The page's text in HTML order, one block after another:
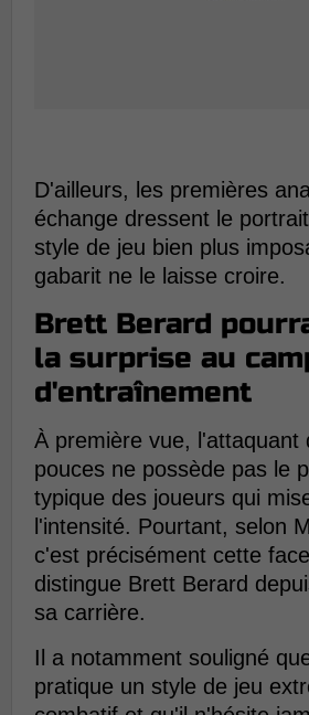
D'ailleurs, les premières
échange dressent le
style de jeu bien plus
gabarit ne le laisse croire.
Brett Berard
la surprise au
d'entraînement
À première vue, l'attaquant
pouces ne possède pas le
typique des joueurs qui
l'intensité. Pourtant, selon
c'est précisément cette
distingue Brett Berard
sa carrière.
Il a notamment souligné
pratique un style de jeu